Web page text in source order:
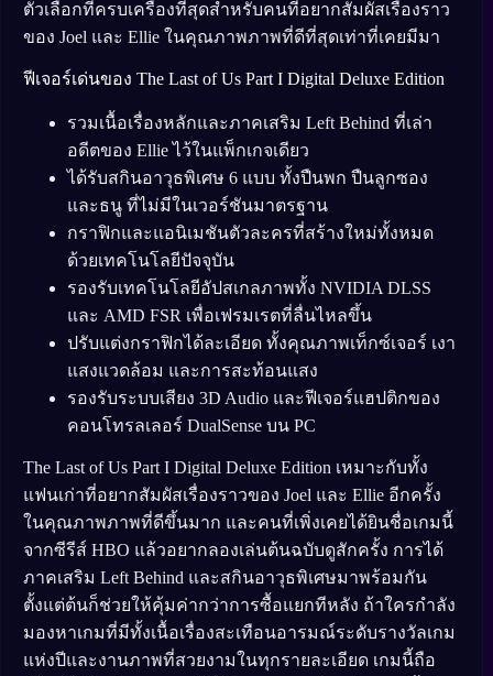
ตัวเลือกที่ครบเครื่องที่สุดสำหรับคนที่อยากสัมผัสเรื่องราว
ของ Joel และ Ellie ในคุณภาพภาพที่ดีที่สุดเท่าที่เคยมีมา
ฟีเจอร์เด่นของ The Last of Us Part I Digital Deluxe Edition
รวมเนื้อเรื่องหลักและภาคเสริม Left Behind ที่เล่า
อดีตของ Ellie ไว้ในแพ็กเกจเดียว
ได้รับสกินอาวุธพิเศษ 6 แบบ ทั้งปืนพก ปืนลูกซอง
และธนู ที่ไม่มีในเวอร์ชันมาตรฐาน
กราฟิกและแอนิเมชันตัวละครที่สร้างใหม่ทั้งหมด
ด้วยเทคโนโลยีปัจจุบัน
รองรับเทคโนโลยีอัปสเกลภาพทั้ง NVIDIA DLSS
และ AMD FSR เพื่อเฟรมเรตที่ลื่นไหลขึ้น
ปรับแต่งกราฟิกได้ละเอียด ทั้งคุณภาพเท็กซ์เจอร์ เงา
แสงแวดล้อม และการสะท้อนแสง
รองรับระบบเสียง 3D Audio และฟีเจอร์แฮปติกของ
คอนโทรลเลอร์ DualSense บน PC
The Last of Us Part I Digital Deluxe Edition เหมาะกับทั้ง
แฟนเก่าที่อยากสัมผัสเรื่องราวของ Joel และ Ellie อีกครั้ง
ในคุณภาพภาพที่ดีขึ้นมาก และคนที่เพิ่งเคยได้ยินชื่อเกมนี้
จากซีรีส์ HBO แล้วอยากลองเล่นต้นฉบับดูสักครั้ง การได้
ภาคเสริม Left Behind และสกินอาวุธพิเศษมาพร้อมกัน
ตั้งแต่ต้นก็ช่วยให้คุ้มค่ากว่าการซื้อแยกทีหลัง ถ้าใครกำลัง
มองหาเกมที่มีทั้งเนื้อเรื่องสะเทือนอารมณ์ระดับรางวัลเกม
แห่งปีและงานภาพที่สวยงามในทุกรายละเอียด เกมนี้ถือ